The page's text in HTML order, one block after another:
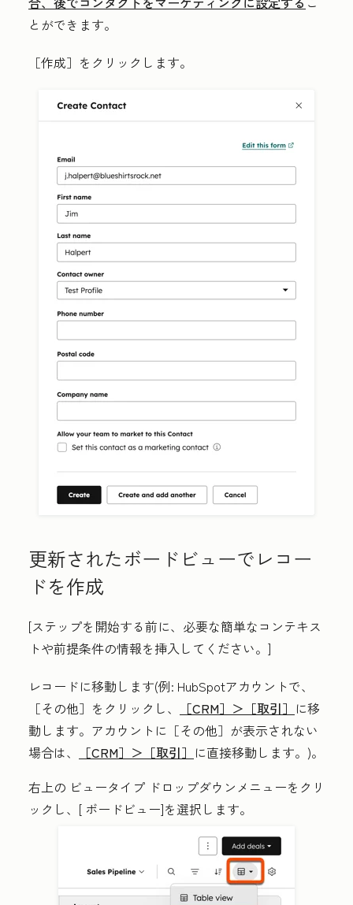
とができます。
［作成］ をクリックします。
更新されたボードビューでレコー
ドを作成
[ステップを開始する前に、必要な簡単なコンテキス
トや前提条件の情報を挿入してください。]
レコードに移動します(例: HubSpotアカウントで、
［その他］をクリックし、
［CRM］＞ ［取引］ に移
動します。アカウントに ［その他］が表示されない
場合は、
［CRM］＞ ［取引］ に直接移動します。)。
右上の ビュータイプ ドロップダウンメニューをクリ
ックし、[ ボードビュー]を選択します。